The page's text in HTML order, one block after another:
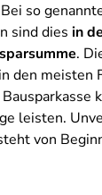
so
sind dies in
.
den meisten
leisten.
von